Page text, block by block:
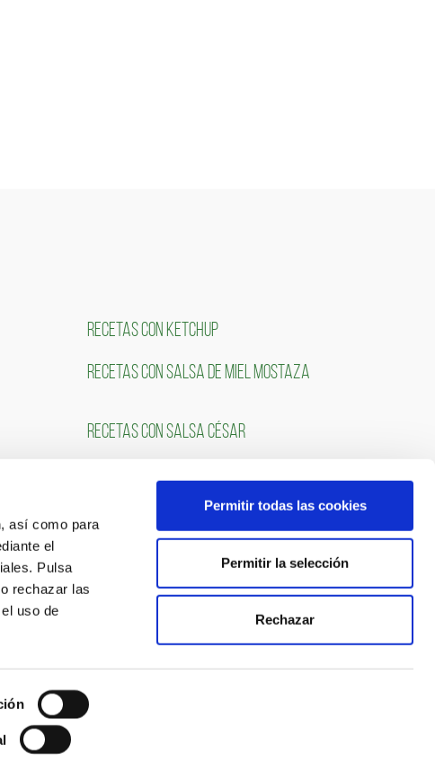
así como para
el
Pulsa
rechazar las
uso de
Permitir todas las cookies
Permitir la selección
Rechazar
RECETAS CON KETCHUP
RECETAS CON SALSA DE MIEL MOSTAZA
RECETAS CON SALSA CÉSAR
SÍGUENOS